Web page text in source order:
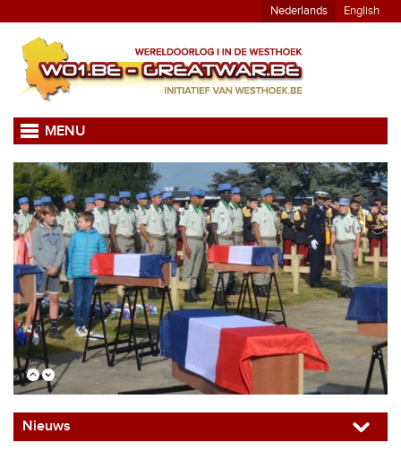
Nederlands English
MENU
Nieuws